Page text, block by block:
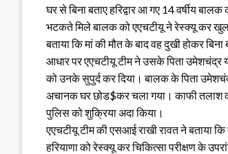
घर से बिना बताए हरिद्वार आ गए 14 वर्षीय
भटकते मिले बालक को एएचटीयू ने रेस्क्यू कर
बताया कि मां की मौत के बाद वह दुखी होकर
आधार पर एएचटीयू टीम ने उसके पिता उमेशचंद्र
को उनके सुपुर्द कर दिया। बालक के पिता
अचानक घर छोड$कर चला गया। काफी तलाश
पुलिस को शुक्रिया अदा किया।
एएचटीयू टीम की एसआई राखी रावत ने बताया
हरियाणा को रेस्क्यू कर चिकित्सा परीक्षण के